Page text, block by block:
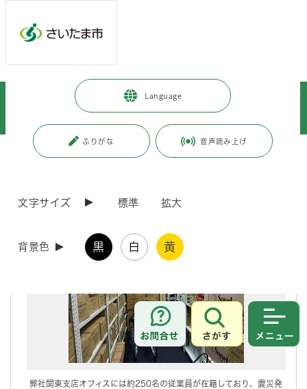
Language
ふりがな 音声読み上げ
文字サイズ 標準 拡大
背景色 黒 白 黄
お問合せ
さがす
暮らし・手続き > 安全・防災・消防
帰宅困難者対策
更新日付：2021年3月25日 / ページ番号：C022051
り組み事例）
弊社関東支店オフィスには約250名の従業員が在籍しており、震災発